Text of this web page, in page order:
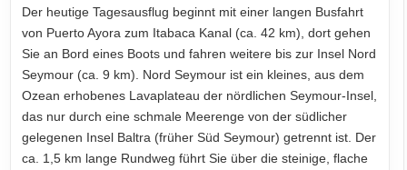
Der heutige Tagesausflug beginnt mit einer langen Busfahrt
von Puerto Ayora zum Itabaca Kanal (ca. 42 km), dort gehen
Sie an Bord eines Boots und fahren weitere bis zur Insel Nord
Seymour (ca. 9 km). Nord Seymour ist ein kleines, aus dem
Ozean erhobenes Lavaplateau der nördlichen Seymour-Insel,
das nur durch eine schmale Meerenge von der südlicher
gelegenen Insel Baltra (früher Süd Seymour) getrennt ist. Der
ca. 1,5 km lange Rundweg führt Sie über die steinige, flache